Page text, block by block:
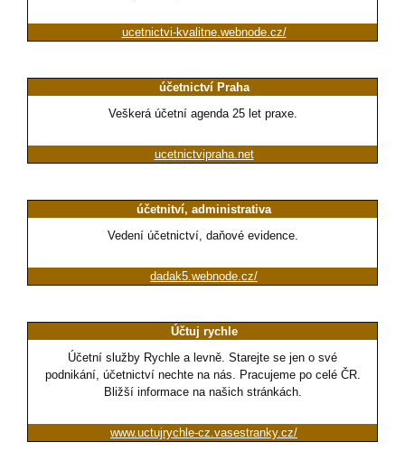
ucetnictvi-kvalitne.webnode.cz/
účetnictví Praha
Veškerá účetní agenda 25 let praxe.
ucetnictvipraha.net
účetnitví, administrativa
Vedení účetnictví, daňové evidence.
dadak5.webnode.cz/
Účtuj rychle
Účetní služby Rychle a levně. Starejte se jen o své
podnikání, účetnictví nechte na nás. Pracujeme po celé ČR.
Bližší informace na našich stránkách.
www.uctujrychle-cz.vasestranky.cz/